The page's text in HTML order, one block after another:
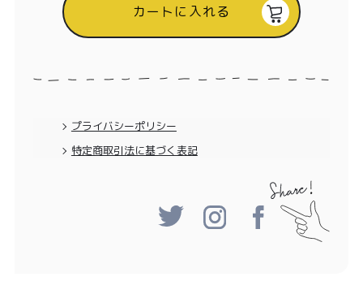
カートに入れる
プライバシーポリシー
特定商取引法に基づく表記